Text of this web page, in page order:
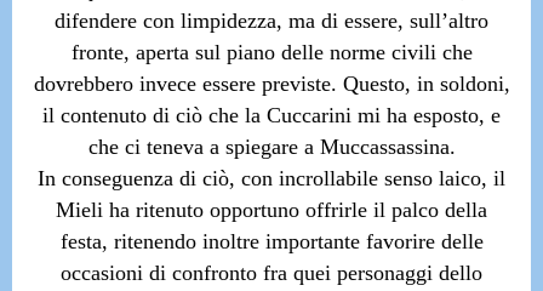
difendere con limpidezza, ma di essere, sull’altro
fronte, aperta sul piano delle norme civili che
dovrebbero invece essere previste. Questo, in soldoni,
il contenuto di ciò che la Cuccarini mi ha esposto, e
che ci teneva a spiegare a Muccassassina.
In conseguenza di ciò, con incrollabile senso laico, il
Mieli ha ritenuto opportuno offrirle il palco della
festa, ritenendo inoltre importante favorire delle
occasioni di confronto fra quei personaggi dello